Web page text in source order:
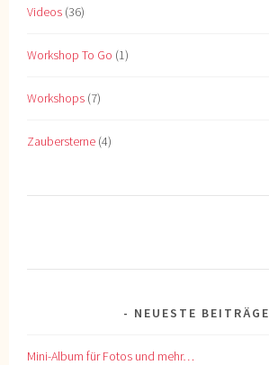
Videos (36)
Workshop To Go (1)
Workshops (7)
Zaubersterne (4)
NEUESTE BEITRÄGE
Mini-Album für Fotos und mehr…